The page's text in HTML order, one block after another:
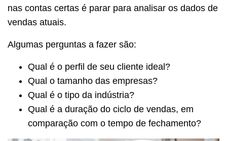
nas contas certas é parar para analisar os dados de
vendas atuais.
Algumas perguntas a fazer são:
Qual é o perfil de seu cliente ideal?
Qual o tamanho das empresas?
Qual é o tipo da indústria?
Qual é a duração do ciclo de vendas, em
comparação com o tempo de fechamento?